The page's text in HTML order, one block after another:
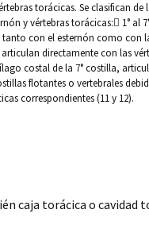
torácicas. Se clasifican
y vértebras torácicas: 1° al
con el esternón como con
directamente con las
costal de la 7° costilla,
flotantes o vertebrales
correspondientes (11 y 12).
caja torácica o cavidad